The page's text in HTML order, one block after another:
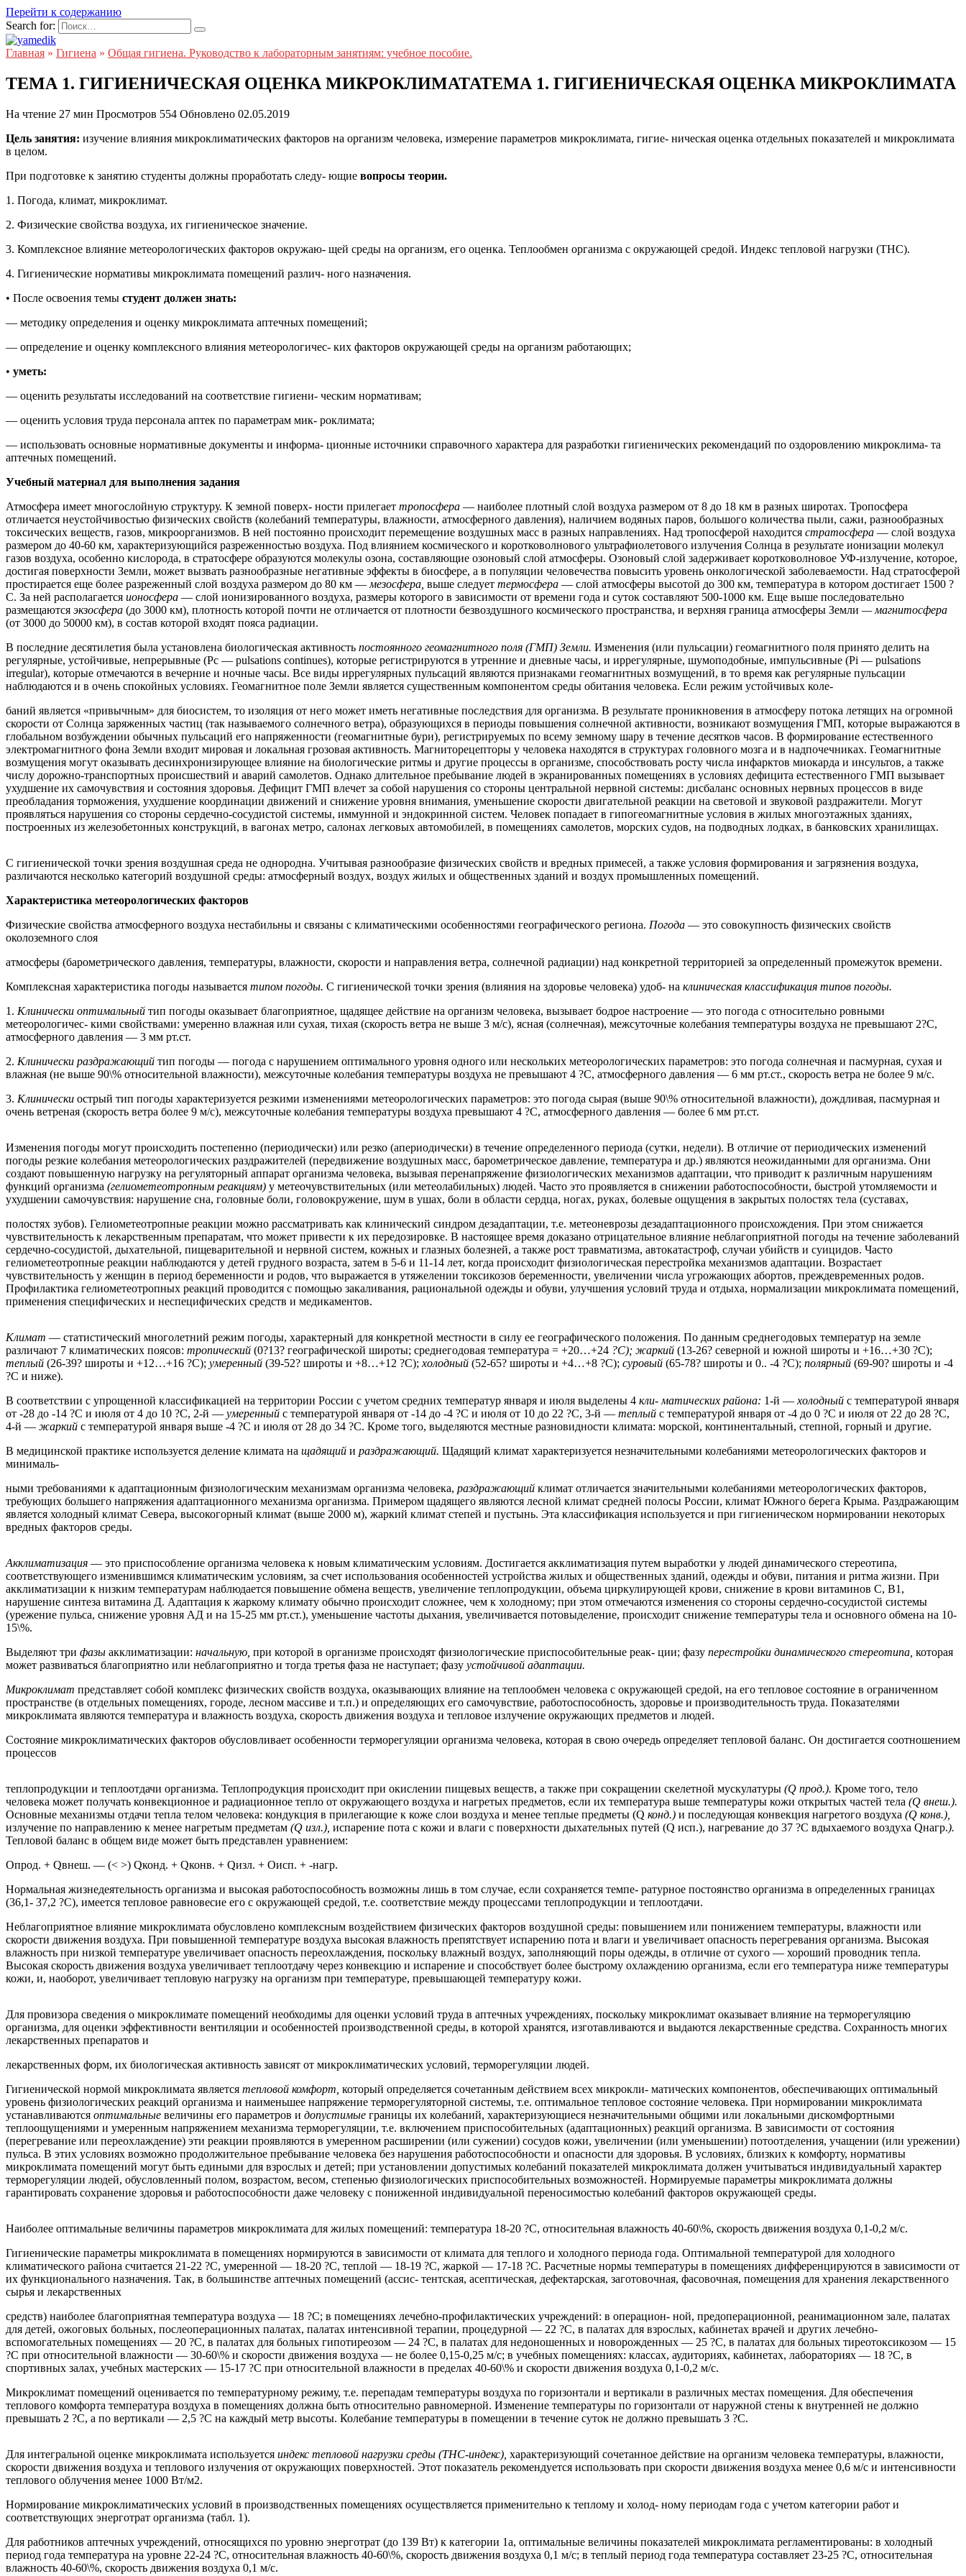
Перейти к содержанию
Search for:
Главная » Гигиена » Общая гигиена. Руководство к лабораторным занятиям: учебное пособие.
ТЕМА 1. ГИГИЕНИЧЕСКАЯ ОЦЕНКА МИКРОКЛИМАТАТЕМА 1. ГИГИЕНИЧЕСКАЯ ОЦЕНКА МИКРОКЛИМАТА
На чтение 27 мин Просмотров 554 Обновлено 02.05.2019
Цель занятия: изучение влияния микроклиматических факторов на организм человека, измерение параметров микроклимата, гигие- ническая оценка отдельных показателей и микроклимата
в целом.
При подготовке к занятию студенты должны проработать следу- ющие вопросы теории.
1. Погода, климат, микроклимат.
2. Физические свойства воздуха, их гигиеническое значение.
3. Комплексное влияние метеорологических факторов окружаю- щей среды на организм, его оценка. Теплообмен организма с окружающей средой. Индекс тепловой нагрузки (ТНС).
4. Гигиенические нормативы микроклимата помещений различ- ного назначения.
• После освоения темы студент должен знать:
— методику определения и оценку микроклимата аптечных помещений;
— определение и оценку комплексного влияния метеорологичес- ких факторов окружающей среды на организм работающих;
• уметь:
— оценить результаты исследований на соответствие гигиени- ческим нормативам;
— оценить условия труда персонала аптек по параметрам мик- роклимата;
— использовать основные нормативные документы и информа- ционные источники справочного характера для разработки гигиенических рекомендаций по оздоровлению микроклима- та
аптечных помещений.
Учебный материал для выполнения задания
Атмосфера имеет многослойную структуру. К земной поверх- ности прилегает тропосфера — наиболее плотный слой воздуха размером от 8 до 18 км в разных широтах. Тропосфера
отличается неустойчивостью физических свойств (колебаний температуры, влажности, атмосферного давления), наличием водяных паров, большого количества пыли, сажи, разнообразных
токсических веществ, газов, микроорганизмов. В ней постоянно происходит перемещение воздушных масс в разных направлениях. Над тропосферой находится стратосфера — слой воздуха
размером до 40-60 км, характеризующийся разреженностью воздуха. Под влиянием космического и коротковолнового ультрафиолетового излучения Солнца в результате ионизации молекул
газов воздуха, особенно кислорода, в стратосфере образуются молекулы озона, составляющие озоновый слой атмосферы. Озоновый слой задерживает коротковолновое УФ-излучение, которое,
достигая поверхности Земли, может вызвать разнообразные негативные эффекты в биосфере, а в популяции человечества повысить уровень онкологической заболеваемости. Над стратосферой
простирается еще более разреженный слой воздуха размером до 80 км — мезосфера, выше следует термосфера — слой атмосферы высотой до 300 км, температура в котором достигает 1500 ?
С. За ней располагается ионосфера — слой ионизированного воздуха, размеры которого в зависимости от времени года и суток составляют 500-1000 км. Еще выше последовательно
размещаются экзосфера (до 3000 км), плотность которой почти не отличается от плотности безвоздушного космического пространства, и верхняя граница атмосферы Земли — магнитосфера
(от 3000 до 50000 км), в состав которой входят пояса радиации.
В последние десятилетия была установлена биологическая активность постоянного геомагнитного поля (ГМП) Земли. Изменения (или пульсации) геомагнитного поля принято делить на
регулярные, устойчивые, непрерывные (Pс — pulsations continues), которые регистрируются в утренние и дневные часы, и иррегулярные, шумоподобные, импульсивные (Pi — pulsations
irregular), которые отмечаются в вечерние и ночные часы. Все виды иррегулярных пульсаций являются признаками геомагнитных возмущений, в то время как регулярные пульсации
наблюдаются и в очень спокойных условиях. Геомагнитное поле Земли является существенным компонентом среды обитания человека. Если режим устойчивых коле-
баний является «привычным» для биосистем, то изоляция от него может иметь негативные последствия для организма. В результате проникновения в атмосферу потока летящих на огромной
скорости от Солнца заряженных частиц (так называемого солнечного ветра), образующихся в периоды повышения солнечной активности, возникают возмущения ГМП, которые выражаются в
глобальном возбуждении обычных пульсаций его напряженности (геомагнитные бури), регистрируемых по всему земному шару в течение десятков часов. В формирование естественного
электромагнитного фона Земли входит мировая и локальная грозовая активность. Магниторецепторы у человека находятся в структурах головного мозга и в надпочечниках. Геомагнитные
возмущения могут оказывать десинхронизирующее влияние на биологические ритмы и другие процессы в организме, способствовать росту числа инфарктов миокарда и инсультов, а также
числу дорожно-транспортных происшествий и аварий самолетов. Однако длительное пребывание людей в экранированных помещениях в условиях дефицита естественного ГМП вызывает
ухудшение их самочувствия и состояния здоровья. Дефицит ГМП влечет за собой нарушения со стороны центральной нервной системы: дисбаланс основных нервных процессов в виде
преобладания торможения, ухудшение координации движений и снижение уровня внимания, уменьшение скорости двигательной реакции на световой и звуковой раздражители. Могут
проявляться нарушения со стороны сердечно-сосудистой системы, иммунной и эндокринной систем. Человек попадает в гипогеомагнитные условия в жилых многоэтажных зданиях,
построенных из железобетонных конструкций, в вагонах метро, салонах легковых автомобилей, в помещениях самолетов, морских судов, на подводных лодках, в банковских хранилищах.
С гигиенической точки зрения воздушная среда не однородна. Учитывая разнообразие физических свойств и вредных примесей, а также условия формирования и загрязнения воздуха,
различаются несколько категорий воздушной среды: атмосферный воздух, воздух жилых и общественных зданий и воздух промышленных помещений.
Характеристика метеорологических факторов
Физические свойства атмосферного воздуха нестабильны и связаны с климатическими особенностями географического региона. Погода — это совокупность физических свойств
околоземного слоя
атмосферы (барометрического давления, температуры, влажности, скорости и направления ветра, солнечной радиации) над конкретной территорией за определенный промежуток времени.
Комплексная характеристика погоды называется типом погоды. С гигиенической точки зрения (влияния на здоровье человека) удоб- на клиническая классификация типов погоды.
1. Клинически оптимальный тип погоды оказывает благоприятное, щадящее действие на организм человека, вызывает бодрое настроение — это погода с относительно ровными
метеорологичес- кими свойствами: умеренно влажная или сухая, тихая (скорость ветра не выше 3 м/с), ясная (солнечная), межсуточные колебания температуры воздуха не превышают 2?С,
атмосферного давления — 3 мм рт.ст.
2. Клинически раздражающий тип погоды — погода с нарушением оптимального уровня одного или нескольких метеорологических параметров: это погода солнечная и пасмурная, сухая и
влажная (не выше 90\% относительной влажности), межсуточные колебания температуры воздуха не превышают 4 ?С, атмосферного давления — 6 мм рт.ст., скорость ветра не более 9 м/с.
3. Клинически острый тип погоды характеризуется резкими изменениями метеорологических параметров: это погода сырая (выше 90\% относительной влажности), дождливая, пасмурная и
очень ветреная (скорость ветра более 9 м/с), межсуточные колебания температуры воздуха превышают 4 ?С, атмосферного давления — более 6 мм рт.ст.
Изменения погоды могут происходить постепенно (периодически) или резко (апериодически) в течение определенного периода (сутки, недели). В отличие от периодических изменений
погоды резкие колебания метеорологических раздражителей (передвижение воздушных масс, барометрическое давление, температура и др.) являются неожиданными для организма. Они
создают повышенную нагрузку на регуляторный аппарат организма человека, вызывая перенапряжение физиологических механизмов адаптации, что приводит к различным нарушениям
функций организма (гелиометеотропным реакциям) у метеочувствительных (или метеолабильных) людей. Часто это проявляется в снижении работоспособности, быстрой утомляемости и
ухудшении самочувствия: нарушение сна, головные боли, головокружение, шум в ушах, боли в области сердца, ногах, руках, болевые ощущения в закрытых полостях тела (суставах,
полостях зубов). Гелиометеотропные реакции можно рассматривать как клинический синдром дезадаптации, т.е. метеоневрозы дезадаптационного происхождения. При этом снижается
чувствительность к лекарственным препаратам, что может привести к их передозировке. В настоящее время доказано отрицательное влияние неблагоприятной погоды на течение заболеваний
сердечно-сосудистой, дыхательной, пищеварительной и нервной систем, кожных и глазных болезней, а также рост травматизма, автокатастроф, случаи убийств и суицидов. Часто
гелиометеотропные реакции наблюдаются у детей грудного возраста, затем в 5-6 и 11-14 лет, когда происходит физиологическая перестройка механизмов адаптации. Возрастает
чувствительность у женщин в период беременности и родов, что выражается в утяжелении токсикозов беременности, увеличении числа угрожающих абортов, преждевременных родов.
Профилактика гелиометеотропных реакций проводится с помощью закаливания, рациональной одежды и обуви, улучшения условий труда и отдыха, нормализации микроклимата помещений,
применения специфических и неспецифических средств и медикаментов.
Климат — статистический многолетний режим погоды, характерный для конкретной местности в силу ее географического положения. По данным среднегодовых температур на земле
различают 7 климатических поясов: тропический (0?13? географической широты; среднегодовая температура = +20…+24 ?С); жаркий (13-26? северной и южной широты и +16…+30 ?С);
теплый (26-39? широты и +12…+16 ?С); умеренный (39-52? широты и +8…+12 ?С); холодный (52-65? широты и +4…+8 ?С); суровый (65-78? широты и 0.. -4 ?С); полярный (69-90? широты и -4
?С и ниже).
В соответствии с упрощенной классификацией на территории России с учетом средних температур января и июля выделены 4 кли- матических района: 1-й — холодный с температурой января
от -28 до -14 ?С и июля от 4 до 10 ?С, 2-й — умеренный с температурой января от -14 до -4 ?С и июля от 10 до 22 ?С, 3-й — теплый с температурой января от -4 до 0 ?С и июля от 22 до 28 ?С,
4-й — жаркий с температурой января выше -4 ?С и июля от 28 до 34 ?С. Кроме того, выделяются местные разновидности климата: морской, континентальный, степной, горный и другие.
В медицинской практике используется деление климата на щадящий и раздражающий. Щадящий климат характеризуется незначительными колебаниями метеорологических факторов и
минималь-
ными требованиями к адаптационным физиологическим механизмам организма человека, раздражающий климат отличается значительными колебаниями метеорологических факторов,
требующих большего напряжения адаптационного механизма организма. Примером щадящего являются лесной климат средней полосы России, климат Южного берега Крыма. Раздражающим
является холодный климат Севера, высокогорный климат (выше 2000 м), жаркий климат степей и пустынь. Эта классификация используется и при гигиеническом нормировании некоторых
вредных факторов среды.
Акклиматизация — это приспособление организма человека к новым климатическим условиям. Достигается акклиматизация путем выработки у людей динамического стереотипа,
соответствующего изменившимся климатическим условиям, за счет использования особенностей устройства жилых и общественных зданий, одежды и обуви, питания и ритма жизни. При
акклиматизации к низким температурам наблюдается повышение обмена веществ, увеличение теплопродукции, объема циркулирующей крови, снижение в крови витаминов С, В1,
нарушение синтеза витамина Д. Адаптация к жаркому климату обычно происходит сложнее, чем к холодному; при этом отмечаются изменения со стороны сердечно-сосудистой системы
(урежение пульса, снижение уровня АД и на 15-25 мм рт.ст.), уменьшение частоты дыхания, увеличивается потовыделение, происходит снижение температуры тела и основного обмена на 10-
15\%.
Выделяют три фазы акклиматизации: начальную, при которой в организме происходят физиологические приспособительные реак- ции; фазу перестройки динамического стереотипа, которая
может развиваться благоприятно или неблагоприятно и тогда третья фаза не наступает; фазу устойчивой адаптации.
Микроклимат представляет собой комплекс физических свойств воздуха, оказывающих влияние на теплообмен человека с окружающей средой, на его тепловое состояние в ограниченном
пространстве (в отдельных помещениях, городе, лесном массиве и т.п.) и определяющих его самочувствие, работоспособность, здоровье и производительность труда. Показателями
микроклимата являются температура и влажность воздуха, скорость движения воздуха и тепловое излучение окружающих предметов и людей.
Состояние микроклиматических факторов обусловливает особенности терморегуляции организма человека, которая в свою очередь определяет тепловой баланс. Он достигается соотношением
процессов
теплопродукции и теплоотдачи организма. Теплопродукция происходит при окислении пищевых веществ, а также при сокращении скелетной мускулатуры (Q прод.). Кроме того, тело
человека может получать конвекционное и радиационное тепло от окружающего воздуха и нагретых предметов, если их температура выше температуры кожи открытых частей тела (Q внеш.).
Основные механизмы отдачи тепла телом человека: кондукция в прилегающие к коже слои воздуха и менее теплые предметы (Q конд.) и последующая конвекция нагретого воздуха (Q конв.),
излучение по направлению к менее нагретым предметам (Q изл.), испарение пота с кожи и влаги с поверхности дыхательных путей (Q исп.), нагревание до 37 ?С вдыхаемого воздуха Qнагр.).
Тепловой баланс в общем виде может быть представлен уравнением:
Опрод. + Qвнеш. — (< >) Qконд. + Qконв. + Qизл. + Оисп. + -нагр.
Нормальная жизнедеятельность организма и высокая работоспособность возможны лишь в том случае, если сохраняется темпе- ратурное постоянство организма в определенных границах
(36,1- 37,2 ?С), имеется тепловое равновесие его с окружающей средой, т.е. соответствие между процессами теплопродукции и теплоотдачи.
Неблагоприятное влияние микроклимата обусловлено комплексным воздействием физических факторов воздушной среды: повышением или понижением температуры, влажности или
скорости движения воздуха. При повышенной температуре воздуха высокая влажность препятствует испарению пота и влаги и увеличивает опасность перегревания организма. Высокая
влажность при низкой температуре увеличивает опасность переохлаждения, поскольку влажный воздух, заполняющий поры одежды, в отличие от сухого — хороший проводник тепла.
Высокая скорость движения воздуха увеличивает теплоотдачу через конвекцию и испарение и способствует более быстрому охлаждению организма, если его температура ниже температуры
кожи, и, наоборот, увеличивает тепловую нагрузку на организм при температуре, превышающей температуру кожи.
Для провизора сведения о микроклимате помещений необходимы для оценки условий труда в аптечных учреждениях, поскольку микроклимат оказывает влияние на терморегуляцию
организма, для оценки эффективности вентиляции и особенностей производственной среды, в которой хранятся, изготавливаются и выдаются лекарственные средства. Сохранность многих
лекарственных препаратов и
лекарственных форм, их биологическая активность зависят от микроклиматических условий, терморегуляции людей.
Гигиенической нормой микроклимата является тепловой комфорт, который определяется сочетанным действием всех микрокли- матических компонентов, обеспечивающих оптимальный
уровень физиологических реакций организма и наименьшее напряжение терморегуляторной системы, т.е. оптимальное тепловое состояние человека. При нормировании микроклимата
устанавливаются оптимальные величины его параметров и допустимые границы их колебаний, характеризующиеся незначительными общими или локальными дискомфортными
теплоощущениями и умеренным напряжением механизма терморегуляции, т.е. включением приспособительных (адаптационных) реакций организма. В зависимости от состояния
(перегревание или переохлаждение) эти реакции проявляются в умеренном расширении (или сужении) сосудов кожи, увеличении (или уменьшении) потоотделения, учащении (или урежении)
пульса. В этих условиях возможно продолжительное пребывание человека без нарушения работоспособности и опасности для здоровья. В условиях, близких к комфорту, нормативы
микроклимата помещений могут быть едиными для взрослых и детей; при установлении допустимых колебаний показателей микроклимата должен учитываться индивидуальный характер
терморегуляции людей, обусловленный полом, возрастом, весом, степенью физиологических приспособительных возможностей. Нормируемые параметры микроклимата должны
гарантировать сохранение здоровья и работоспособности даже человеку с пониженной индивидуальной переносимостью колебаний факторов окружающей среды.
Наиболее оптимальные величины параметров микроклимата для жилых помещений: температура 18-20 ?С, относительная влажность 40-60\%, скорость движения воздуха 0,1-0,2 м/с.
Гигиенические параметры микроклимата в помещениях нормируются в зависимости от климата для теплого и холодного периода года. Оптимальной температурой для холодного
климатического района считается 21-22 ?С, умеренной — 18-20 ?С, теплой — 18-19 ?С, жаркой — 17-18 ?С. Расчетные нормы температуры в помещениях дифференцируются в зависимости от
их функционального назначения. Так, в большинстве аптечных помещений (ассис- тентская, асептическая, дефектарская, заготовочная, фасовочная, помещения для хранения лекарственного
сырья и лекарственных
средств) наиболее благоприятная температура воздуха — 18 ?С; в помещениях лечебно-профилактических учреждений: в операцион- ной, предоперационной, реанимационном зале, палатах
для детей, ожоговых больных, послеоперационных палатах, палатах интенсивной терапии, процедурной — 22 ?С, в палатах для взрослых, кабинетах врачей и других лечебно-
вспомогательных помещениях — 20 ?С, в палатах для больных гипотиреозом — 24 ?С, в палатах для недоношенных и новорожденных — 25 ?С, в палатах для больных тиреотоксикозом — 15
?С при относительной влажности — 30-60\% и скорости движения воздуха — не более 0,15-0,25 м/с; в учебных помещениях: классах, аудиториях, кабинетах, лабораториях — 18 ?С, в
спортивных залах, учебных мастерских — 15-17 ?С при относительной влажности в пределах 40-60\% и скорости движения воздуха 0,1-0,2 м/с.
Микроклимат помещений оценивается по температурному режиму, т.е. перепадам температуры воздуха по горизонтали и вертикали в различных местах помещения. Для обеспечения
теплового комфорта температура воздуха в помещениях должна быть относительно равномерной. Изменение температуры по горизонтали от наружной стены к внутренней не должно
превышать 2 ?С, а по вертикали — 2,5 ?С на каждый метр высоты. Колебание температуры в помещении в течение суток не должно превышать 3 ?С.
Для интегральной оценке микроклимата используется индекс тепловой нагрузки среды (ТНС-индекс), характеризующий сочетанное действие на организм человека температуры, влажности,
скорости движения воздуха и теплового излучения от окружающих поверхностей. Этот показатель рекомендуется использовать при скорости движения воздуха менее 0,6 м/с и интенсивности
теплового облучения менее 1000 Вт/м2.
Нормирование микроклиматических условий в производственных помещениях осуществляется применительно к теплому и холод- ному периодам года с учетом категории работ и
соответствующих энерготрат организма (табл. 1).
Для работников аптечных учреждений, относящихся по уровню энерготрат (до 139 Вт) к категории 1а, оптимальные величины показателей микроклимата регламентированы: в холодный
период года температура на уровне 22-24 ?С, относительная влажность 40-60\%, скорость движения воздуха 0,1 м/с; в теплый период года температура составляет 23-25 ?С, относительная
влажность 40-60\%, скорость движения воздуха 0,1 м/с.